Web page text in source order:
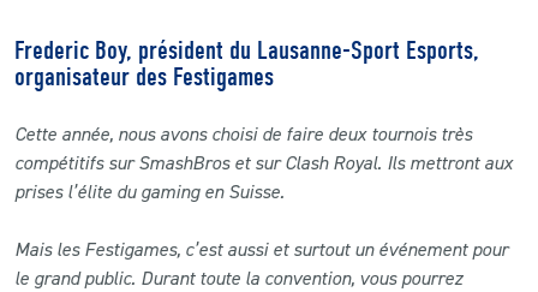
Frederic Boy, président du Lausanne-Sport Esports,
organisateur des Festigames
Cette année, nous avons choisi de faire deux tournois très
compétitifs sur SmashBros et sur Clash Royal. Ils mettront aux
prises l’élite du gaming en Suisse.
Mais les Festigames, c’est aussi et surtout un événement pour
le grand public. Durant toute la convention, vous pourrez